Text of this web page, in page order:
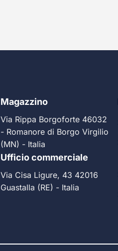
Magazzino
Via Rippa Borgoforte 46032
- Romanore di Borgo Virgilio
(MN) - Italia
Ufficio commerciale
Via Cisa Ligure, 43 42016
Guastalla (RE) - Italia